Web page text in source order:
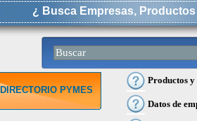
¿ Busca Empresas,
PYMES
Productos
Datos de